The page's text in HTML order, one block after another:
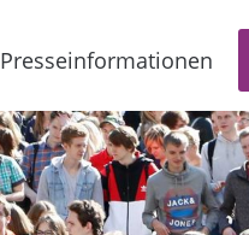
Presseinformationen